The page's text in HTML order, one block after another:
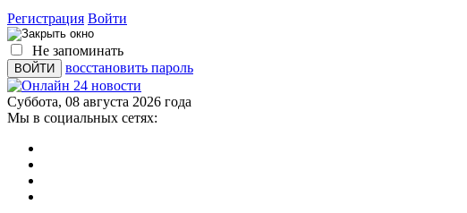
Регистрация Войти
Не запоминать
восстановить пароль
Суббота, 08 августа 2026 года
Мы в социальных сетях: